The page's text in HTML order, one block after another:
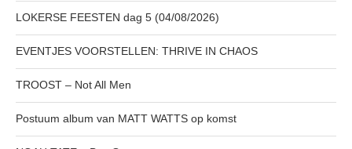
LOKERSE FEESTEN dag 5 (04/08/2026)
EVENTJES VOORSTELLEN: THRIVE IN CHAOS
TROOST – Not All Men
Postuum album van MATT WATTS op komst